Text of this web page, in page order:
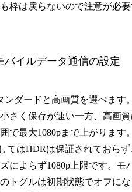
枠は戻らないので注意が必
バイルデータ通信の設定
ンダード と高画質を選べます
さく保存が速い一方、高画
で最大1080pまで上がります
てはHDRは保証されておらず
によらず1080p上限です。 モ
のトグルは初期状態でオフに